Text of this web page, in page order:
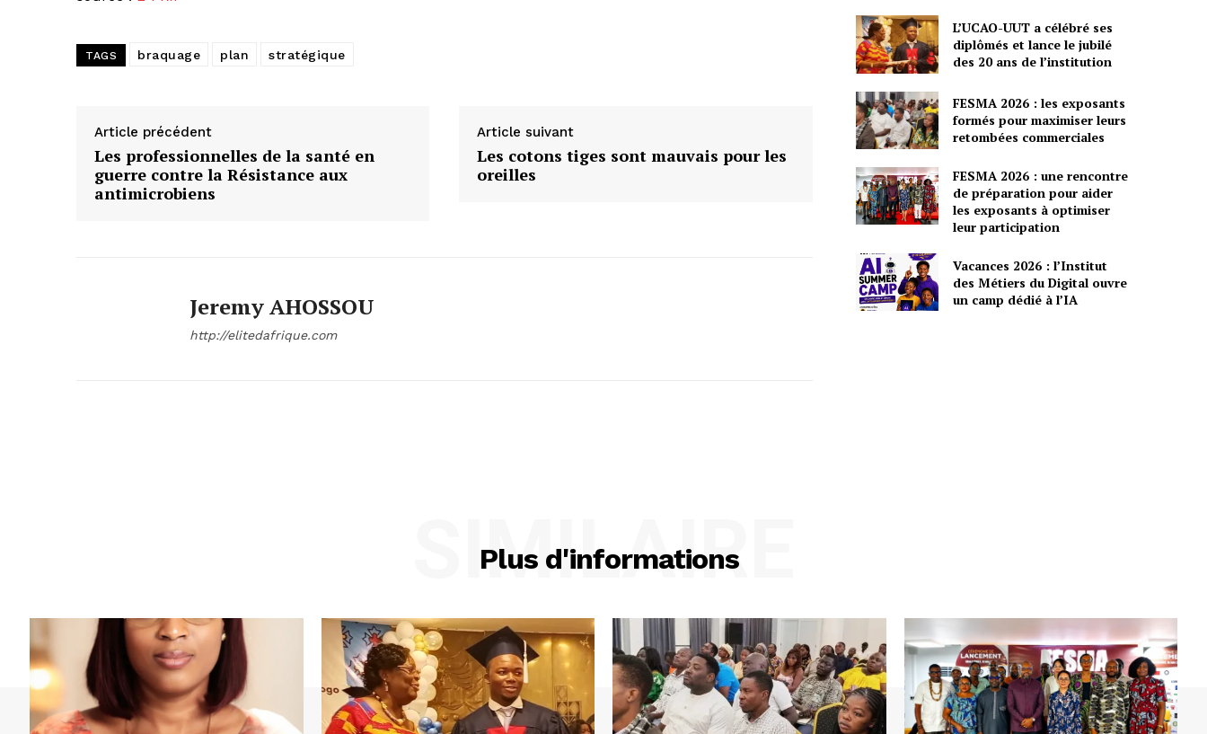
TAGS braquage plan stratégique
Article précédent
Les professionnelles de la santé en
guerre contre la Résistance aux
antimicrobiens
Article suivant
Les cotons tiges sont mauvais pour les
oreilles
Jeremy AHOSSOU
http://elitedafrique.com
L’UCAO-UUT a célébré ses
diplômés et lance le jubilé
des 20 ans de l’institution
FESMA 2026 : les exposants
formés pour maximiser leurs
retombées commerciales
FESMA 2026 : une rencontre
de préparation pour aider
les exposants à optimiser
leur participation
Vacances 2026 : l’Institut
des Métiers du Digital ouvre
un camp dédié à l’IA
Plus d'informations
SIMILAIRE